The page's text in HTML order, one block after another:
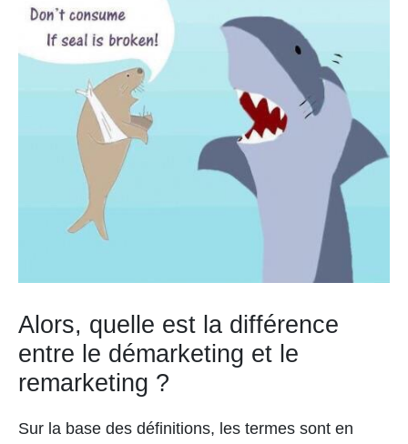
Alors, quelle est la différence
entre le démarketing et le
remarketing ?
Sur la base des définitions, les termes sont en